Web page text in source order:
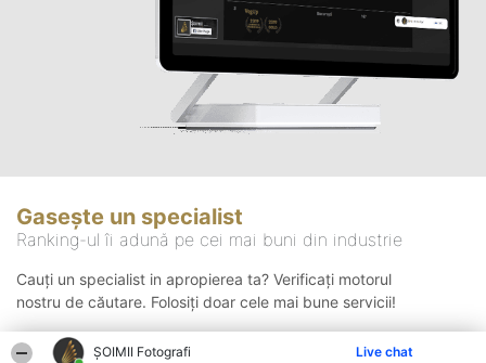
ȘOIMII Fotografi Live chat
Gasește un specialist
Ranking-ul îi adună pe cei mai buni din industrie
Cauți un specialist in apropierea ta? Verificați motorul
nostru de căutare. Folosiți doar cele mai bune servicii!